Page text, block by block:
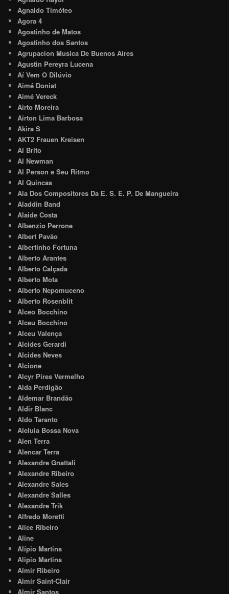
Agnaldo Timóteo
Agora 4
Agostinho de Matos
Agostinho dos Santos
Agrupacion Musica De Buenos Aires
Agustin Pereyra Lucena
Aí Vem O Dilúvio
Aimé Doniat
Aimé Vereck
Airto Moreira
Airton Lima Barbosa
Akira S
AKT2 Frauen Kreisen
Al Brito
Al Newman
Al Person e Seu Ritmo
Al Quincas
Ala Dos Compositores Da E. S. E. P. De Mangueira
Aladdin Band
Alaide Costa
Albenzio Perrone
Albert Pavão
Albertinho Fortuna
Alberto Arantes
Alberto Calçada
Alberto Mota
Alberto Nepomuceno
Alberto Rosenblit
Alceo Bocchino
Alceu Bocchino
Alceu Valença
Alcides Gerardi
Alcides Neves
Alcione
Alcyr Pires Vermelho
Alda Perdigão
Aldemar Brandão
Aldir Blanc
Aldo Taranto
Aleluia Bossa Nova
Alen Terra
Alencar Terra
Alexandre Gnattali
Alexandre Ribeiro
Alexandre Sales
Alexandre Salles
Alexandre Trik
Alfredo Moretti
Alice Ribeiro
Aline
Alípio Martins
Alipio Martins
Almir Ribeiro
Almir Saint-Clair
Almir Santos